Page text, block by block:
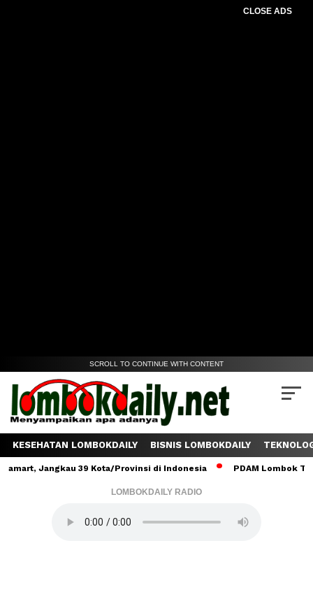
CLOSE ADS
SCROLL TO CONTINUE WITH CONTENT
KESEHATAN LOMBOKDAILY BISNIS LOMBOKDAILY
39 Kota/Provinsi di Indonesia PDAM Lombok Tengah
LOMBOKDAILY RADIO